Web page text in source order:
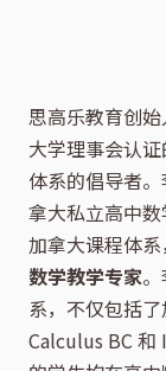
思高乐教育创始
大学理事会认
体系的倡导者
拿大私立高中
加拿大课程体
数学教学专家
系，不仅包括
Calculus BC 和